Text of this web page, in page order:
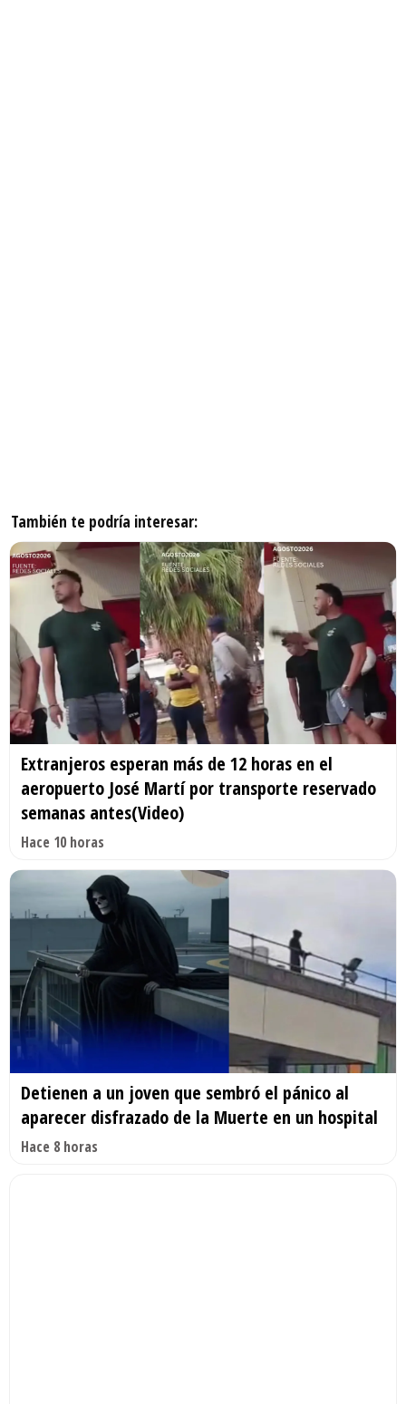
También te podría interesar:
Extranjeros esperan más de 12 horas en el
aeropuerto José Martí por transporte reservado
semanas antes(Video)
Hace 10 horas
Detienen a un joven que sembró el pánico al
aparecer disfrazado de la Muerte en un hospital
Hace 8 horas